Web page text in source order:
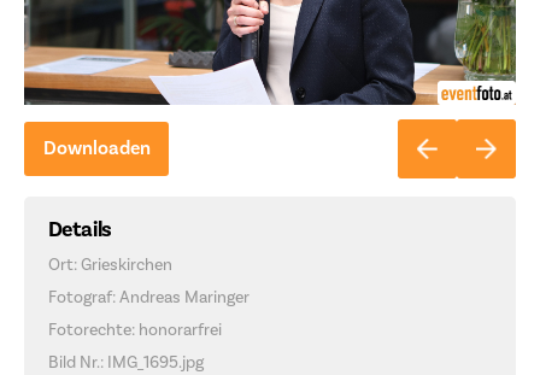
Downloaden
Details
Ort: Grieskirchen
Fotograf: Andreas Maringer
Fotorechte: honorarfrei
Bild Nr.: IMG_1695.jpg